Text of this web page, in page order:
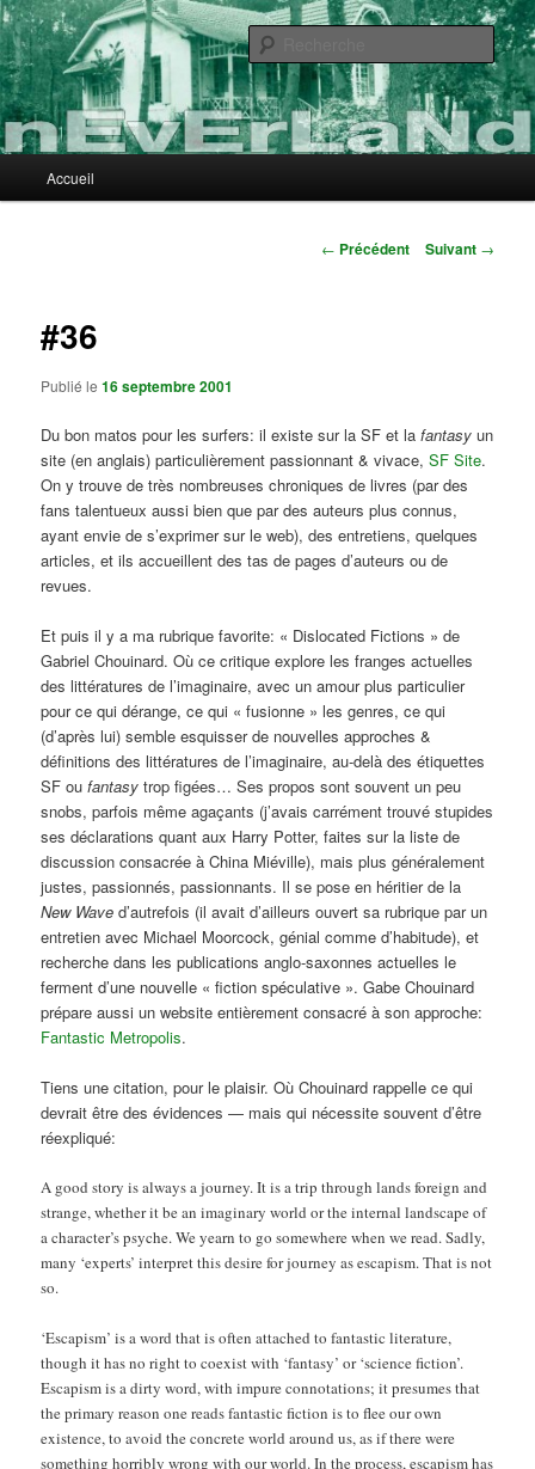
Aller
au
contenu
principalnEvErLaNd
principal
Accueil
Navigation
← Précédent Suivant →
#36
Publié le16 septembre 2001
Du bon matos pour les surfers: il existe sur la SF et lafantasy un
site (en anglais) particulièrement passionnant & vivace,SF Site.
On y trouve de très nombreuses chroniques de livres (par des
fans talentueux aussi bien que par des auteurs plus connus,
ayant envie de s’exprimer sur le web), des entretiens, quelques
articles, et ils accueillent des tas de pages d’auteurs ou de
revues.
Et puis il y a ma rubrique favorite: « Dislocated Fictions » de
Gabriel Chouinard. Où ce critique explore les franges actuelles
des littératures de l’imaginaire, avec un amour plus particulier
pour ce qui dérange, ce qui « fusionne » les genres, ce qui
(d’après lui) semble esquisser de nouvelles approches &
définitions des littératures de l’imaginaire, au-delà des étiquettes
SF oufantasy trop figées… Ses propos sont souvent un peu
snobs, parfois même agaçants (j’avais carrément trouvé stupides
ses déclarations quant aux Harry Potter, faites sur la liste de
discussion consacrée à China Miéville), mais plus généralement
justes, passionnés, passionnants. Il se pose en héritier de la
New Wave d’autrefois (il avait d’ailleurs ouvert sa rubrique par un
entretien avec Michael Moorcock, génial comme d’habitude), et
recherche dans les publications anglo-saxonnes actuelles le
ferment d’une nouvelle « fiction spéculative ». Gabe Chouinard
prépare aussi un website entièrement consacré à son approche:
Fantastic Metropolis.
Tiens une citation, pour le plaisir. Où Chouinard rappelle ce qui
devrait être des évidences — mais qui nécessite souvent d’être
réexpliqué:
A good story is always a journey. It is a trip through lands foreign and
strange, whether it be an imaginary world or the internal landscape of
a character’s psyche. We yearn to go somewhere when we read. Sadly,
many ‘experts’ interpret this desire for journey as escapism. That is not
so.
‘Escapism’ is a word that is often attached to fantastic literature,
though it has no right to coexist with ‘fantasy’ or ‘science fiction’.
Escapism is a dirty word, with impure connotations; it presumes that
the primary reason one reads fantastic fiction is to flee our own
existence, to avoid the concrete world around us, as if there were
something horribly wrong with our world. In the process, escapism has